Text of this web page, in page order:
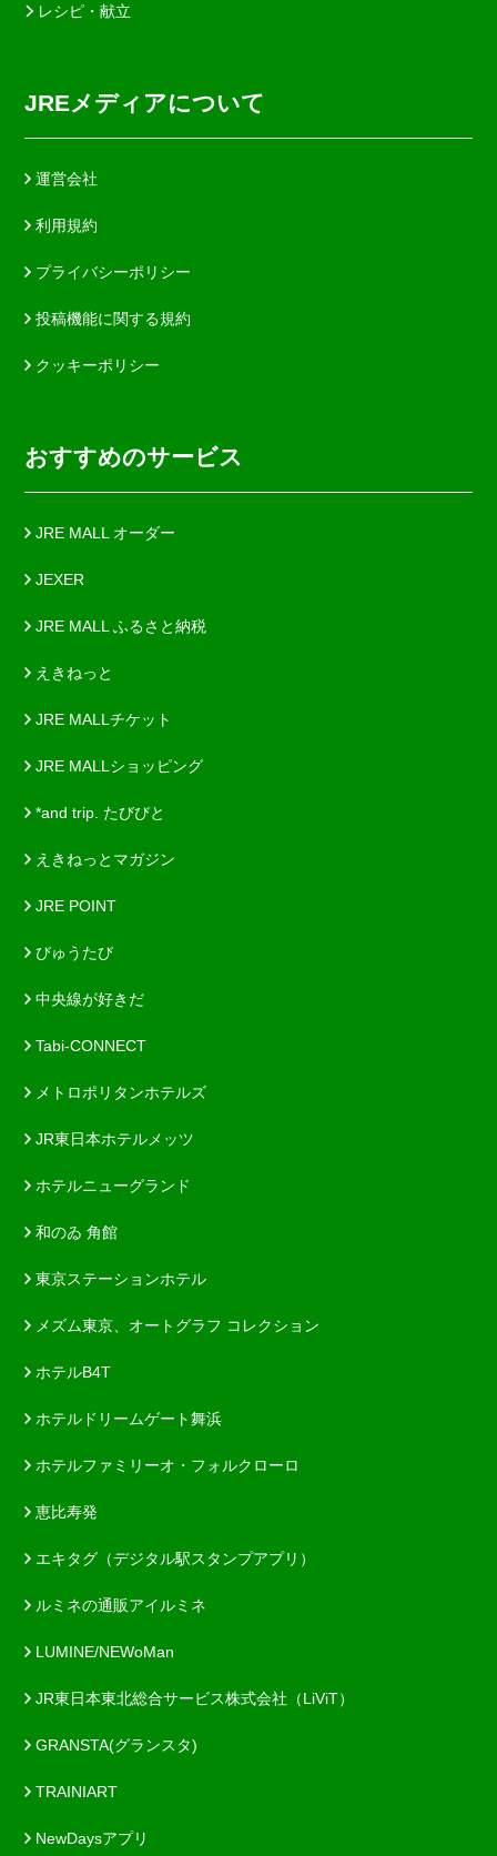
レシピ・献立
JREメディアについて
運営会社
利用規約
プライバシーポリシー
投稿機能に関する規約
クッキーポリシー
おすすめのサービス
JRE MALL オーダー
JEXER
JRE MALL ふるさと納税
えきねっと
JRE MALLチケット
JRE MALLショッピング
*and trip. たびびと
えきねっとマガジン
JRE POINT
びゅうたび
中央線が好きだ
Tabi-CONNECT
メトロポリタンホテルズ
JR東日本ホテルメッツ
ホテルニューグランド
和のゐ 角館
東京ステーションホテル
メズム東京、オートグラフ コレクション
ホテルB4T
ホテルドリームゲート舞浜
ホテルファミリーオ・フォルクローロ
恵比寿発
エキタグ（デジタル駅スタンプアプリ）
ルミネの通販アイルミネ
LUMINE/NEWoMan
JR東日本東北総合サービス株式会社（LiViT）
GRANSTA(グランスタ)
TRAINIART
NewDaysアプリ